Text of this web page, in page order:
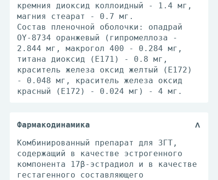
кремния диоксид коллоидный - 1.4 мг,
магния стеарат - 0.7 мг.
Состав пленочной оболочки: опадрай
OY-8734 оранжевый (гипромеллоза -
2.844 мг, макрогол 400 - 0.284 мг,
титана диоксид (E171) - 0.8 мг,
краситель железа оксид желтый (E172)
- 0.048 мг, краситель железа оксид
красный (E172) - 0.024 мг) - 4 мг.
Фармакодинамика
Комбинированный препарат для ЗГТ,
содержащий в качестве эстрогенного
компонента 17β-эстрадиол и в качестве
гестагенного составляющего